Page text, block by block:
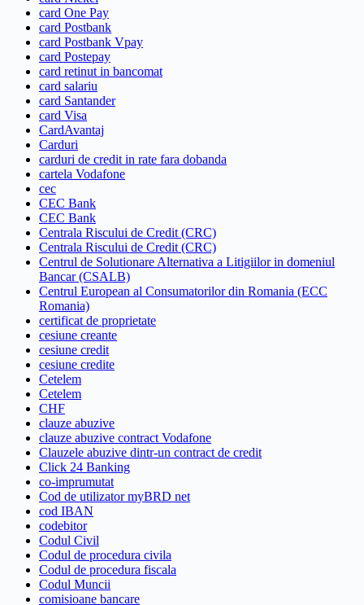
card One Pay
card Postbank
card Postbank Vpay
card Postepay
card retinut in bancomat
card salariu
card Santander
card Visa
CardAvantaj
Carduri
carduri de credit in rate fara dobanda
cartela Vodafone
cec
CEC Bank
CEC Bank
Centrala Riscului de Credit (CRC)
Centrala Riscului de Credit (CRC)
Centrul de Solutionare Alternativa a Litigiilor in domeniul
Bancar (CSALB)
Centrul European al Consumatorilor din Romania (ECC
Romania)
certificat de proprietate
cesiune creante
cesiune credit
cesiune credite
Cetelem
Cetelem
CHF
clauze abuzive
clauze abuzive contract Vodafone
Clauzele abuzive dintr-un contract de credit
Click 24 Banking
co-imprumutat
Cod de utilizator myBRD net
cod IBAN
codebitor
Codul Civil
Codul de procedura civila
Codul de procedura fiscala
Codul Muncii
comisioane bancare